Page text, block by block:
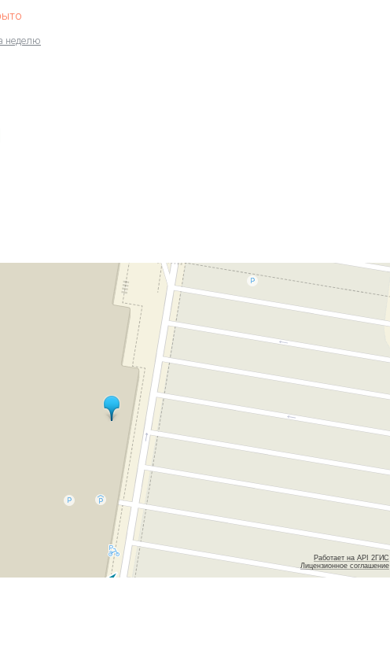
неделю
Работает на API 2ГИС
Лицензионное соглашение